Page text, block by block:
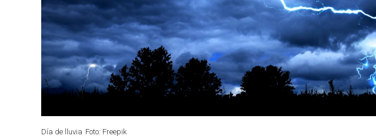
Día de lluvia Foto: Freepik